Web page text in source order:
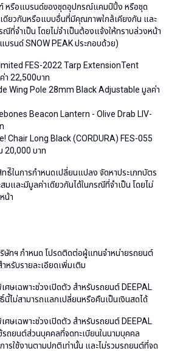
หรือแบรนด์ของชุดอุปกรณ์แคมป์ปิ้ง หรือชุด
เดียวกันหรือแบบอื่นที่มีคุณภาพใกล้เคียงกัน และ
ณีที่จำเป็น โดยไม่จำเป็นต้องแจ้งให้ทราบล่วงหน้า
รนด์ SNOW PEAK ประกอบด้วย)
FES-2022 Tarp ExtensionTent
า 22,500บาท
Wing Pole 28mm Black Adjustable มูลค่า
Beacon Lantern - Olive Drab LIV-
Chair Long Black (CORDURA) FES-055
20,000 บาท
ในการกำหนดเปลี่ยนแปลง จัดหาประเภทบัตร
มและมีมูลค่าเดียวกันได้ในกรณีที่จำเป็น โดยไม่
น้า
ริษัทฯ กําหนด โปรดติดต่อผู้แทนจำหน่ายรถยนต์
ำหรับรายละเอียดเพิ่มเติม
ษเฉพาะช่วงเปิดตัว สำหรับรถยนต์ DEEPAL
นี้ไม่สามารถแลกเปลี่ยนหรือคืนเป็นเงินสดได้
ษเฉพาะช่วงเปิดตัว สำหรับรถยนต์ DEEPAL
รถยนต์ส่วนบุคคลที่จดทะเบียนในนามบุคคล
ารใช้งานตามปกติเท่านั้น และไม่รวมรถยนต์ที่จด